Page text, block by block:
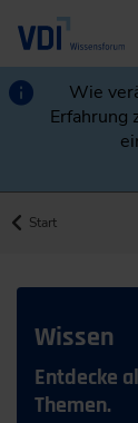
Wie
Erfahrung
Start
Wissen
Entdecke
Themen.